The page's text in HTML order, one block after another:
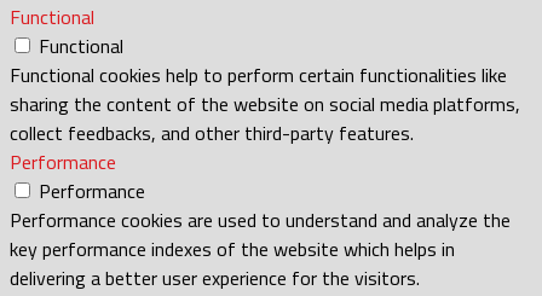
Functional
Functional
Functional cookies help to perform certain functionalities like
sharing the content of the website on social media platforms,
collect feedbacks, and other third-party features.
Performance
Performance
Performance cookies are used to understand and analyze the
key performance indexes of the website which helps in
delivering a better user experience for the visitors.